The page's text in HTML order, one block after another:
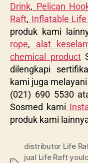
Drink, Pelican
Raft, Inflatable
produk kami
rope, alat
chemical product
dilengkapi
kami juga
(021) 690 5530
Sosmed kami
produk kami
distributor Life
jual Life Raft